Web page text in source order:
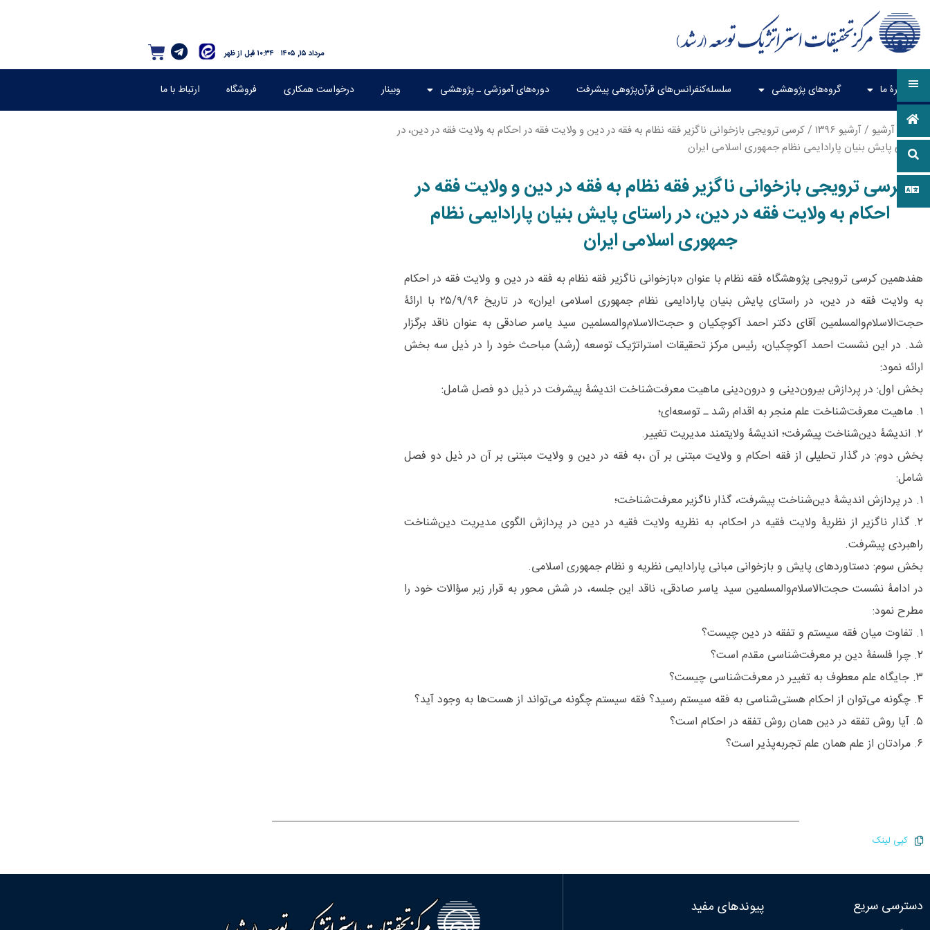
۱۰:۳۴ قبل از ظهر مرداد ۱۵, ۱۴۰۵
دربارۀ ما گروه‌های پژوهشی سلسله‌کنفرانس‌های قرآن‌پژوهی پیشرفت دوره‌های آموزشی ـ پژوهشی وبینار درخواست همکاری فروشگاه ارتباط با ما
آرشیو /آرشیو ۱۳۹۶
/ کرسی ترویجی بازخوانی ناگزیر فقه نظام به فقه در دین و ولایت فقه در احکام به ولایت فقه در دین، در
راستای پایش بنیان پارادایمی نظام جمهوری اسلامی ایران
کرسی ترویجی بازخوانی ناگزیر فقه نظام به فقه در دین و ولایت فقه در
احکام به ولایت فقه در دین، در راستای پایش بنیان پارادایمی نظام
جمهوری اسلامی ایران
هفدهمین کرسی ترویجی پژوهشگاه فقه نظام با عنوان «بازخوانی ناگزیر فقه نظام به فقه در دین و ولایت فقه در احکام
به ولایت فقه در دین، در راستای پایش بنیان پارادایمی نظام جمهوری اسلامی ایران» در تاریخ ۲۵/۹/۹۶ با ارائۀ
حجت‌الاسلام‌و‌المسلمین آقای دکتر احمد آکوچکیان و حجت‌الاسلام‌و‌المسلمین سید یاسر صادقی به عنوان ناقد برگزار
شد. در این نشست احمد آکوچکیان، رئیس مرکز تحقیقات استراتژیک توسعه (رشد) مباحث خود را در ذیل سه بخش
ارائه نمود:
بخش اول: در پردازش بیرون‌دینی و درون‌دینی ماهیت معرفت‌شناخت اندیشۀ پیشرفت در ذیل دو فصل شامل:
۱. ماهیت معرفت‌شناخت علم منجر به اقدام رشد ـ توسعه‌ای؛
۲. اندیشۀ دین‌شناخت پیشرفت؛ اندیشۀ ولایتمند مدیریت تغییر.
بخش دوم: در گذار تحلیلی از فقه احکام و ولایت مبتنی بر آن ،به فقه در دین و ولایت مبتنی بر آن در ذیل دو فصل
شامل:
۱. در پردازش اندیشۀ دین‌شناخت پیشرفت، گذار ناگزیر معرفت‌شناخت؛
۲. گذار ناگزیر از نظریۀ ولایت فقیه در احکام، به نظریه ولایت فقیه در دین در پردازش الگوی مدیریت دین‌شناخت
راهبردی پیشرفت.
بخش سوم: دستاوردهای پایش و بازخوانی مبانی پارادایمی نظریه و نظام جمهوری اسلامی.
در ادامۀ نشست حجت‌الاسلام‌و‌المسلمین سید یاسر صادقی، ناقد این جلسه، در شش محور به قرار زیر سؤالات خود را
مطرح نمود:
۱. تفاوت میان فقه سیستم و تفقه در دین چیست؟
۲. چرا فلسفۀ دین بر معرفت‌شناسی مقدم است؟
۳. جایگاه علم معطوف به تغییر در معرفت‌شناسی چیست؟
۴. چگونه می‌توان از احکام هستی‌شناسی به فقه سیستم رسید؟ فقه سیستم چگونه می‌تواند از هست‌ها به وجود آید؟
۵. آیا روش تفقه در دین همان روش تفقه در احکام است؟
۶. مرادتان از علم همان علم تجربه‌پذیر است؟
کپی لینک
دسترسی سریع پیوندهای مفید